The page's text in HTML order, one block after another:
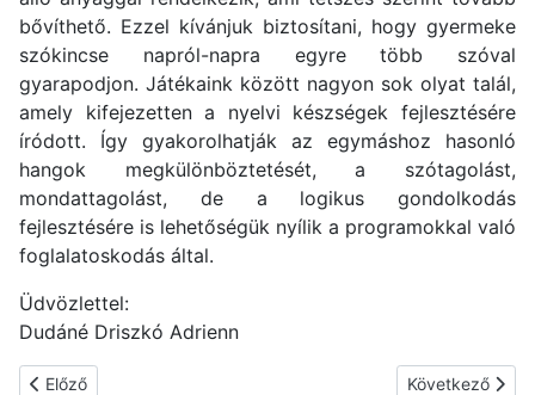
bővíthető. Ezzel kívánjuk biztosítani, hogy gyermeke
szókincse napról-napra egyre több szóval
gyarapodjon. Játékaink között nagyon sok olyat talál,
amely kifejezetten a nyelvi készségek fejlesztésére
íródott. Így gyakorolhatják az egymáshoz hasonló
hangok megkülönböztetését, a szótagolást,
mondattagolást, de a logikus gondolkodás
fejlesztésére is lehetőségük nyílik a programokkal való
foglalatoskodás által.
Üdvözlettel:
Dudáné Driszkó Adrienn
Előző cikk: Majd kinövi?
Előző Következő
Következő